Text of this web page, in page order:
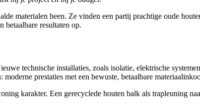
materialen heen. Ze vinden een partij prachtige oude
betaalbare resultaten op.
technische installaties, zoals isolatie, elektrische
prestaties met een bewuste, betaalbare
karakter. Een gerecyclede houten balk als trapleuning